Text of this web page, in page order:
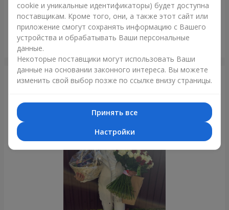
Букет из 35 красных роз
Фотогалерея
cookie и уникальные идентификаторы) будет доступна
поставщикам. Кроме того, они, а также этот сайт или
приложение смогут сохранять информацию с Вашего
устройства и обрабатывать Ваши персональные
данные.
Некоторые поставщики могут использовать Ваши
данные на основании законного интереса. Вы можете
изменить свой выбор позже по ссылке внизу страницы.
Принять все
Настройки